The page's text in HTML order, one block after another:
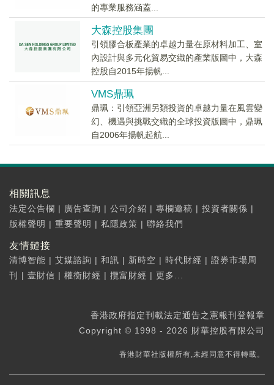
的專業服務涵蓋...
大森控股集團
引領膠合板產業的卓越力量在原材料加工、室
內設計與多元化貿易交織的產業版圖中，大森
控股自2015年揚帆...
VMS鼎珮
鼎珮：引領亞洲另類投資的卓越力量在風雲變
幻、機遇與挑戰交織的全球投資版圖中，鼎珮
自2006年揚帆起航...
相關訊息
法定公告欄 | 廣告查詢 | 公司介紹 | 專欄邀稿 | 投資者關係 |
版權聲明 | 重要聲明 | 私隱政策 | 聯絡我們
友情鏈接
清博智能 | 艾媒諮詢 | 和訊 | 新時空 | 時代財經 | 證券市場周
刊
| 壹財信 | 權衡財經 | 攬富財經 | 更多...
香港政府指定刊載法定通告之憲報刊登報章
Copyright © 1998 - 2026 財華控股有限公司
香港財華社版權所有,未經同意不得轉載。